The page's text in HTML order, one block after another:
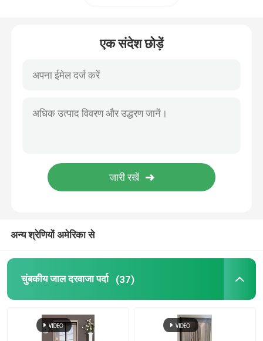
एक संदेश छोड़ें
अन्य श्रेणियों अमेरिका से
चुंबकीय जाल दरवाजा पर्दा (37)